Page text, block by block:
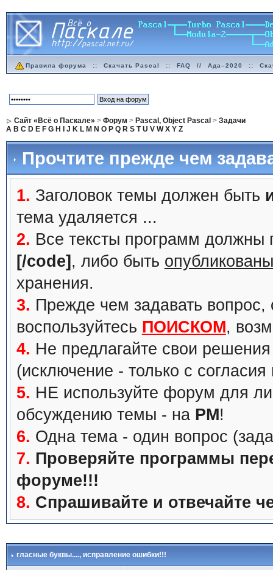
Правила форума :: Скачать Pascal :: FAQ // Ада–2020 ::
Сайт «Всё о Паскале» > Форум > Pascal, Object Pascal > Задачи
A B C D E F G H J K L M N O P Q R S T U V W X Y Z
Прочтите прежде чем
1. Заголовок темы должен быть
тема удаляется ...
2. Все тексты программ должны
[/code] , либо быть
хранения.
3. Прежде чем задавать вопрос,
воспользуйтесь ПОИСКОМ,
4. Не предлагайте свои
(исключение - только с
5. НЕ используйте форум для
обсуждению темы - на PM!
6. Одна тема - один вопрос
7. Проверяйте программы
форуме!!!
8. Спрашивайте и отвечайте
гласные буквы...., исправление ошибки!!!